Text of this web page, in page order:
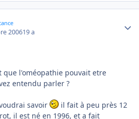
200619 a
que l'oméopathie pouvait etre
entendu parler ?
savoir
il fait à peu près 12
il est né en 1996, et a fait